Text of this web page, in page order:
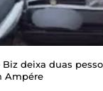
deixa duas
Ampére